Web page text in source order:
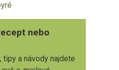
nebo
tipy a návody najdete